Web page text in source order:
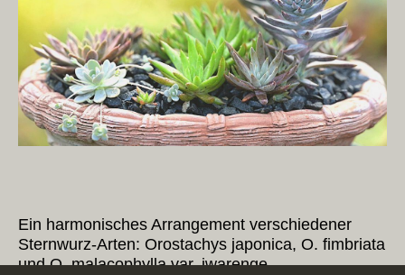
Ein harmonisches Arrangement verschiedener
Sternwurz-Arten: Orostachys japonica, O. fimbriata
und O. malacophylla var. iwarenge.